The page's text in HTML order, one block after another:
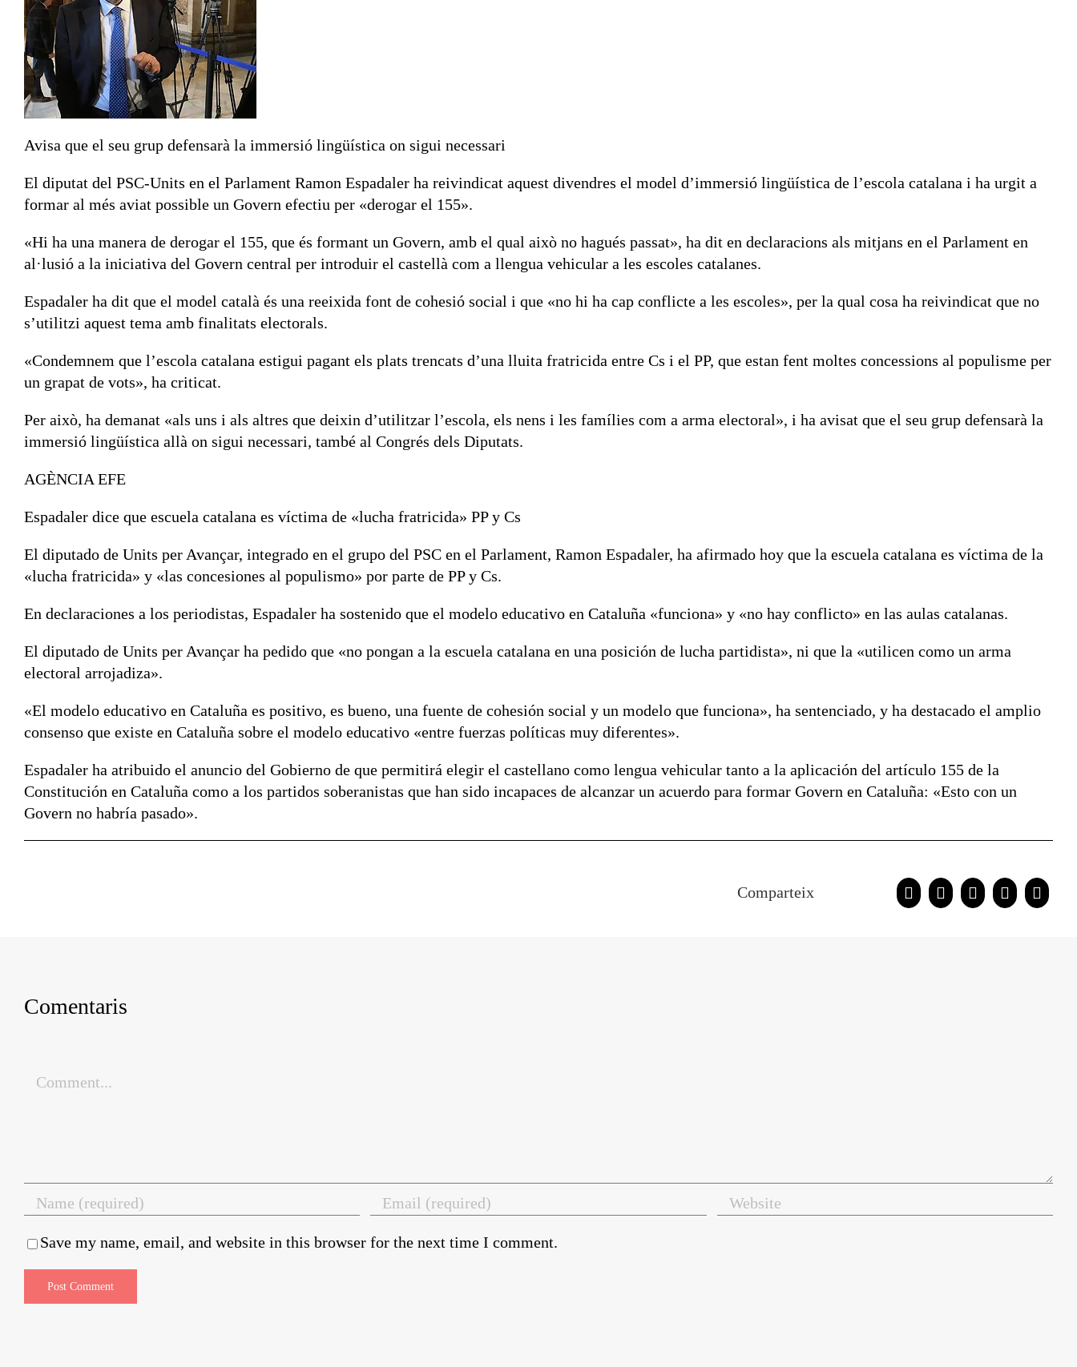
Avisa que el seu grup defensarà la immersió lingüística on sigui necessari
El diputat del PSC-Units en el Parlament Ramon Espadaler ha reivindicat aquest divendres el model d’immersió lingüística de l’escola catalana i ha urgit a
formar al més aviat possible un Govern efectiu per «derogar el 155».
«Hi ha una manera de derogar el 155, que és formant un Govern, amb el qual això no hagués passat», ha dit en declaracions als mitjans en el Parlament en
al·lusió a la iniciativa del Govern central per introduir el castellà com a llengua vehicular a les escoles catalanes.
Espadaler ha dit que el model català és una reeixida font de cohesió social i que «no hi ha cap conflicte a les escoles», per la qual cosa ha reivindicat que no
s’utilitzi aquest tema amb finalitats electorals.
«Condemnem que l’escola catalana estigui pagant els plats trencats d’una lluita fratricida entre Cs i el PP, que estan fent moltes concessions al populisme per
un grapat de vots», ha criticat.
Per això, ha demanat «als uns i als altres que deixin d’utilitzar l’escola, els nens i les famílies com a arma electoral», i ha avisat que el seu grup defensarà la
immersió lingüística allà on sigui necessari, també al Congrés dels Diputats.
AGÈNCIA EFE
Espadaler dice que escuela catalana es víctima de «lucha fratricida» PP y Cs
El diputado de Units per Avançar, integrado en el grupo del PSC en el Parlament, Ramon Espadaler, ha afirmado hoy que la escuela catalana es víctima de la
«lucha fratricida» y «las concesiones al populismo» por parte de PP y Cs.
En declaraciones a los periodistas, Espadaler ha sostenido que el modelo educativo en Cataluña «funciona» y «no hay conflicto» en las aulas catalanas.
El diputado de Units per Avançar ha pedido que «no pongan a la escuela catalana en una posición de lucha partidista», ni que la «utilicen como un arma
electoral arrojadiza».
«El modelo educativo en Cataluña es positivo, es bueno, una fuente de cohesión social y un modelo que funciona», ha sentenciado, y ha destacado el amplio
consenso que existe en Cataluña sobre el modelo educativo «entre fuerzas políticas muy diferentes».
Espadaler ha atribuido el anuncio del Gobierno de que permitirá elegir el castellano como lengua vehicular tanto a la aplicación del artículo 155 de la
Constitución en Cataluña como a los partidos soberanistas que han sido incapaces de alcanzar un acuerdo para formar Govern en Cataluña: «Esto con un
Govern no habría pasado».
Comparteix
Comentaris
Comment
Save my name, email, and website in this browser for the next time I comment.